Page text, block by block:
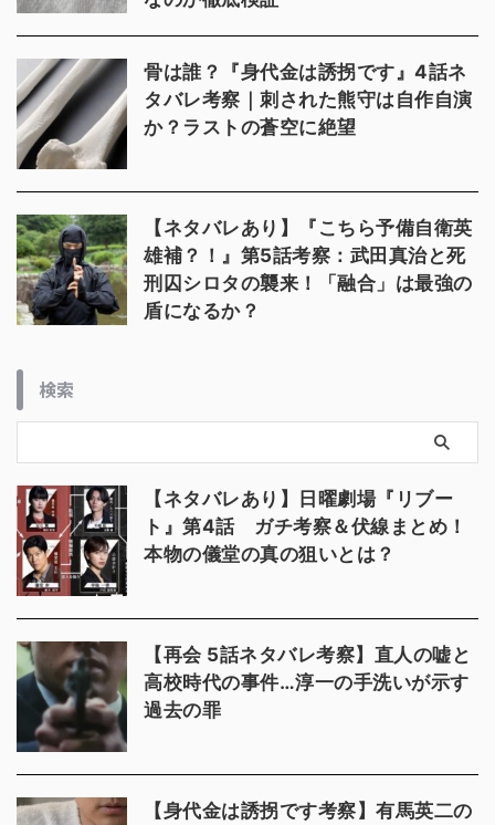
骨は誰？『身代金は誘拐です』4話ネ
タバレ考察｜刺された熊守は自作自演
か？ラストの蒼空に絶望
【ネタバレあり】『こちら予備自衛英
雄補？！』第5話考察：武田真治と死
刑囚シロタの襲来！「融合」は最強の
盾になるか？
検索
【ネタバレあり】日曜劇場『リブー
ト』第4話 ガチ考察＆伏線まとめ！
本物の儀堂の真の狙いとは？
【再会 5話ネタバレ考察】直人の嘘と
高校時代の事件…淳一の手洗いが示す
過去の罪
【身代金は誘拐です考察】有馬英二の